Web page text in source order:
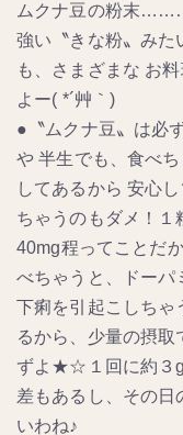
ムクナ豆の粉末
強い〝きな粉〟みた
も、さまざまな お
よー( *´艸｀)
●〝ムクナ豆〟は必
や 半生でも、食べ
してあるから 安心
ちゃうのもダメ！１
40mg程ってことだ
べちゃうと、ドーパ
下痢を引起こしちゃ
るから、少量の摂
ずよ★☆１回に約３g
差もあるし、その日
いわね♪